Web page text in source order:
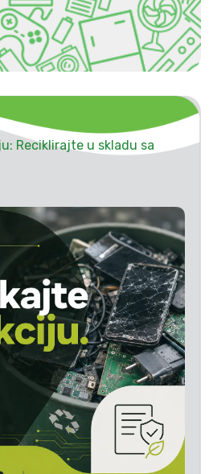
Reciklirajte u skladu sa